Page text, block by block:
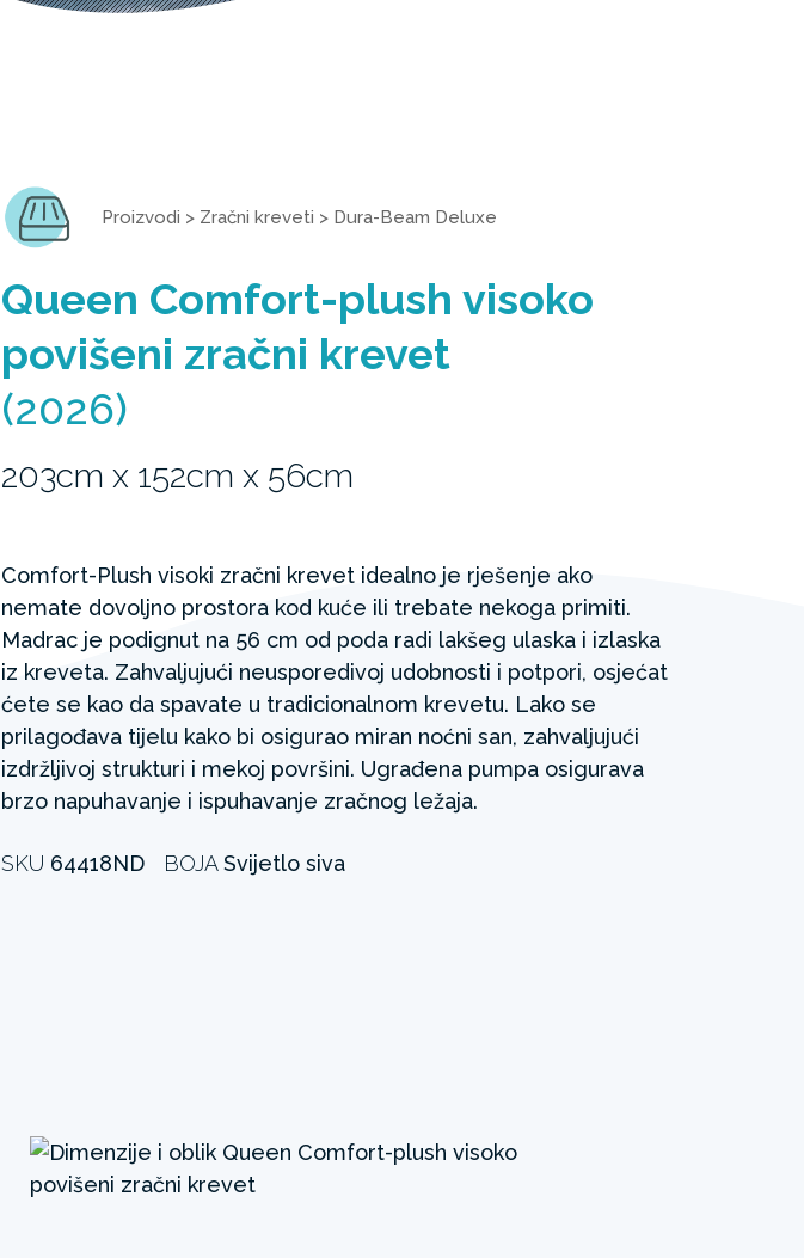
Proizvodi > Zračni kreveti > Dura-Beam Deluxe
Queen Comfort-plush visoko
povišeni zračni krevet
(2026)
203cm x 152cm x 56cm
Comfort-Plush visoki zračni krevet idealno je rješenje ako
nemate dovoljno prostora kod kuće ili trebate nekoga primiti.
Madrac je podignut na 56 cm od poda radi lakšeg ulaska i izlaska
iz kreveta. Zahvaljujući neusporedivoj udobnosti i potpori, osjećat
ćete se kao da spavate u tradicionalnom krevetu. Lako se
prilagođava tijelu kako bi osigurao miran noćni san, zahvaljujući
izdržljivoj strukturi i mekoj površini. Ugrađena pumpa osigurava
brzo napuhavanje i ispuhavanje zračnog ležaja.
SKU 64418ND BOJASvijetlo siva